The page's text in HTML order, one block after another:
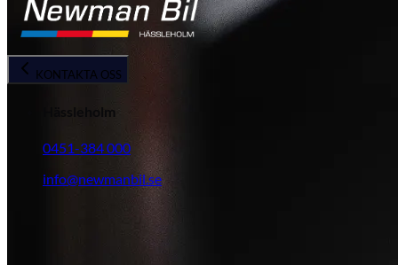
KONTAKTA OSS
Hässleholm
0451-384 000
info@newmanbil.se